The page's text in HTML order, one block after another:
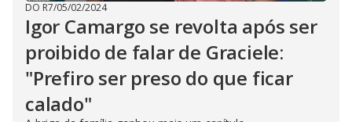
DO R7/05/02/2024
Igor Camargo se revolta após ser
proibido de falar de Graciele:
"Prefiro ser preso do que ficar
calado"